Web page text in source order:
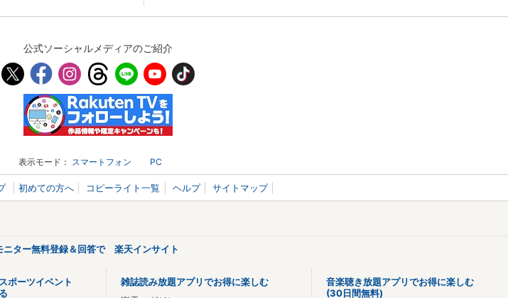
公式ソーシャルメディアのご紹介
表示モード： スマートフォン PC
初めての方へ コピーライト一覧 ヘルプ サイトマップ
ニター無料登録＆回答で 楽天インサイト
ポーツイベント
雑誌読み放題アプリでお得に楽しむ
音楽聴き放題アプリでお得に楽しむ
(30日間無料)